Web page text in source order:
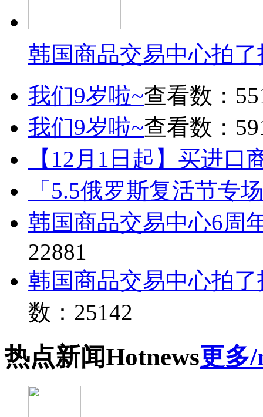
韩国商品交易中心拍
我们9岁啦~查看数：
我们9岁啦~查看数：
【12月1日起】买进口
「5.5俄罗斯复活节专
韩国商品交易中心6周
22881
韩国商品交易中心拍
数：25142
热点新闻Hotnews更多